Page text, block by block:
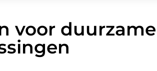
voor duurzame